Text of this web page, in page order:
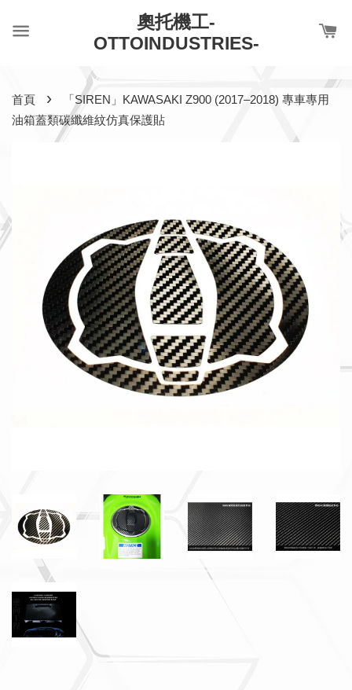
奧托機工-
OTTOINDUSTRIES-
首頁 ›
「SIREN」KAWASAKI Z900 (2017–2018) 專車專用
油箱蓋類碳纖維紋仿真保護貼